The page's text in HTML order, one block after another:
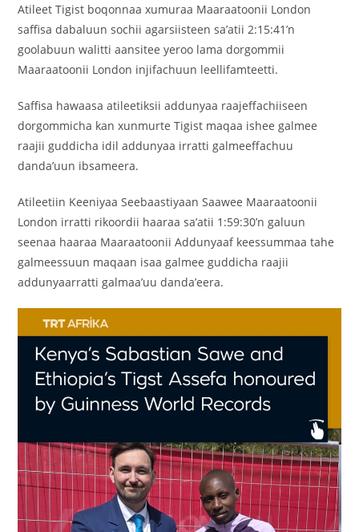
Atileet Tigist boqonnaa xumuraa Maaraatoonii London
saffisa dabaluun sochii agarsiisteen sa’atii 2:15:41’n
goolabuun walitti aansitee yeroo lama dorgommii
Maaraatoonii London injifachuun leellifamteetti.
Saffisa hawaasa atileetiksii addunyaa raajeffachiiseen
dorgommicha kan xunmurte Tigist maqaa ishee galmee
raajii guddicha idil addunyaa irratti galmeeffachuu
danda’uun ibsameera.
Atileetiin Keeniyaa Seebaastiyaan Saawee Maaraatoonii
London irratti rikoordii haaraa sa’atii 1:59:30’n galuun
seenaa haaraa Maaraatoonii Addunyaaf keessummaa tahe
galmeessuun maqaan isaa galmee guddicha raajii
addunyaarratti galmaa’uu danda’eera.